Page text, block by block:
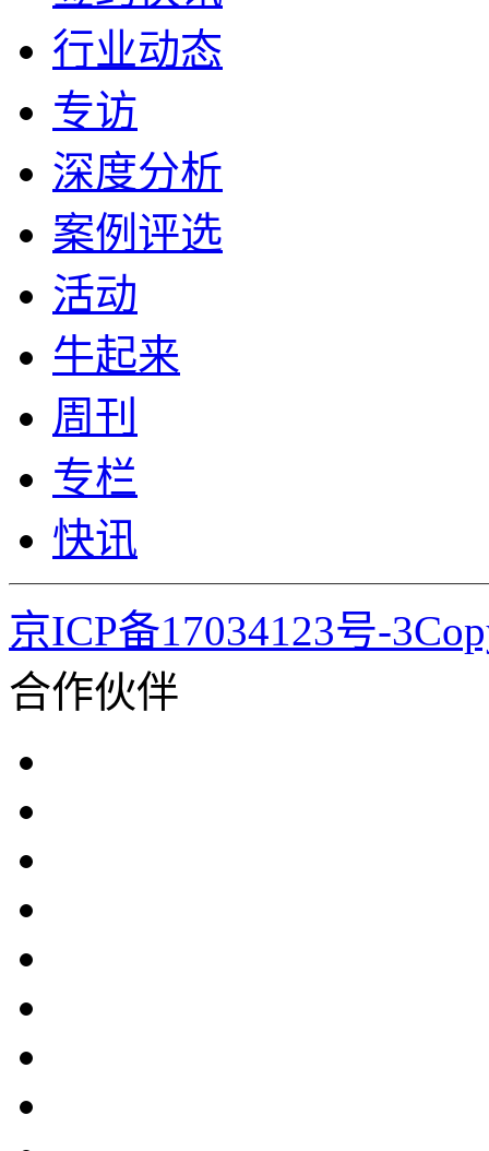
行业动态
专访
深度分析
案例评选
活动
牛起来
周刊
专栏
快讯
京ICP备17034123号-
合作伙伴